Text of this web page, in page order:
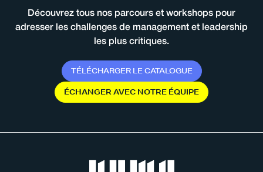
Découvrez tous nos parcours et workshops pour
adresser les challenges de management et leadership
les plus critiques.
TÉLÉCHARGER LE CATALOGUE
ÉCHANGERAVEC NOTRE ÉQUIPE